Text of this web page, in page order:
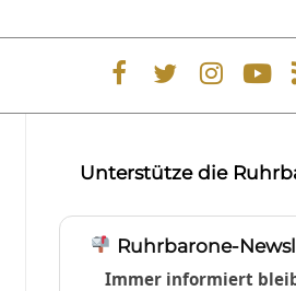
Unterstütze die
Ruhrbarone-
Immer informiert